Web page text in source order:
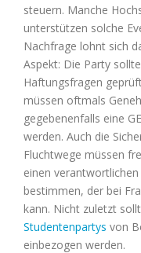
steuern. Manche
unterstützen solche
Nachfrage lohnt sich
Aspekt: Die Party
Haftungsfragen
müssen oftmals
gegebenenfalls eine
werden. Auch die
Fluchtwege müssen
einen
bestimmen, der bei
kann. Nicht zuletzt
Studentenpartys von
einbezogen werden.